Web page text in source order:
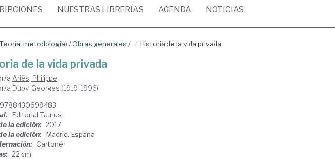
NUESTRAS LIBRERÍAS AGENDA NOTICIAS
metodología) /Obras generales / Historia de la vida privada
de la vida privada
a Ariès, Philippe
a Duby, Georges (1919-1996)
9788430699483
Editorial Taurus
la edición: 2017
la edición: Madrid. España
Cartoné
22 cm